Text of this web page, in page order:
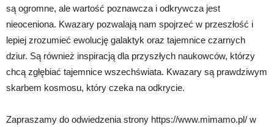
są ogromne, ale wartość poznawcza i odkrywcza jest
nieoceniona. Kwazary pozwalają nam spojrzeć w przeszłość i
lepiej zrozumieć ewolucję galaktyk oraz tajemnice czarnych
dziur. Są również inspiracją dla przyszłych naukowców, którzy
chcą zgłębiać tajemnice wszechświata. Kwazary są prawdziwym
skarbem kosmosu, który czeka na odkrycie.
Zapraszamy do odwiedzenia strony https://www.mimamo.pl/ w